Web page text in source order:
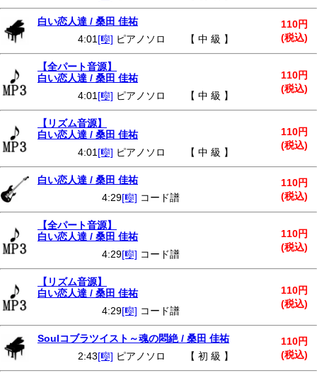
白い恋人達 / 桑田 佳祐
110円
(税込)
4:01 [🎼] ピアノソロ 【 中 級 】
【全パート音源】
白い恋人達 / 桑田 佳祐
110円
(税込)
4:01 [🎼] ピアノソロ 【 中 級 】
【リズム音源】
白い恋人達 / 桑田 佳祐
110円
(税込)
4:01 [🎼] ピアノソロ 【 中 級 】
白い恋人達 / 桑田 佳祐
110円
(税込)
4:29[🎼] コード譜
【全パート音源】
白い恋人達 / 桑田 佳祐
110円
(税込)
4:29[🎼] コード譜
【リズム音源】
白い恋人達 / 桑田 佳祐
110円
(税込)
4:29[🎼] コード譜
Soulコブラツイスト～魂の悶絶 / 桑田 佳祐
110円
(税込)
2:43[🎼] ピアノソロ 【 初 級 】